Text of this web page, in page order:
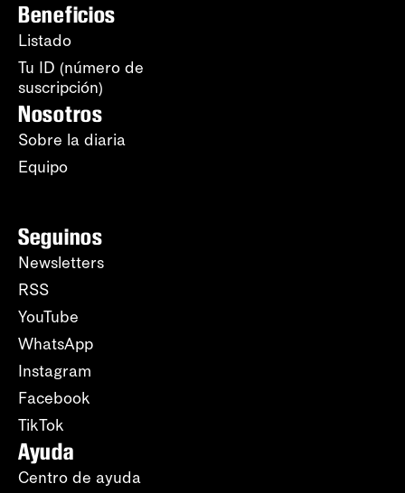
Beneficios
Listado
Tu ID (número de
suscripción)
Nosotros
Sobre la diaria
Equipo
Seguinos
Newsletters
RSS
YouTube
WhatsApp
Instagram
Facebook
TikTok
Ayuda
Centro de ayuda